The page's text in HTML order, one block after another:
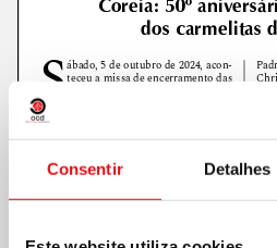
Consentir Detalhes